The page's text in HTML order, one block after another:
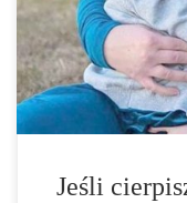
tym roku medycznej
stosowanie tego leku
Jeśli